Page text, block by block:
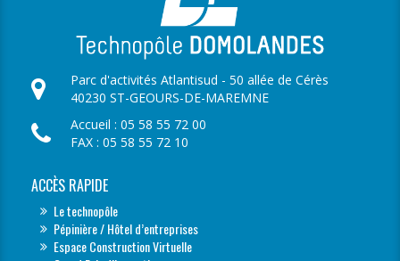
Parc d'activités Atlantisud - 50 allée de Cérès
40230 ST-GEOURS-DE-MAREMNE
Accueil : 05 58 55 72 00
FAX : 05 58 55 72 10
ACCÈS RAPIDE
Le technopôle
Pépinière / Hôtel d’entreprises
Espace Construction Virtuelle